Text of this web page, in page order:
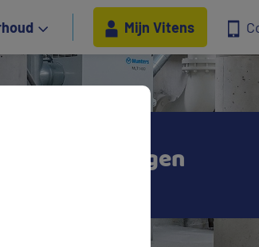
Mijn Vitens
vragen